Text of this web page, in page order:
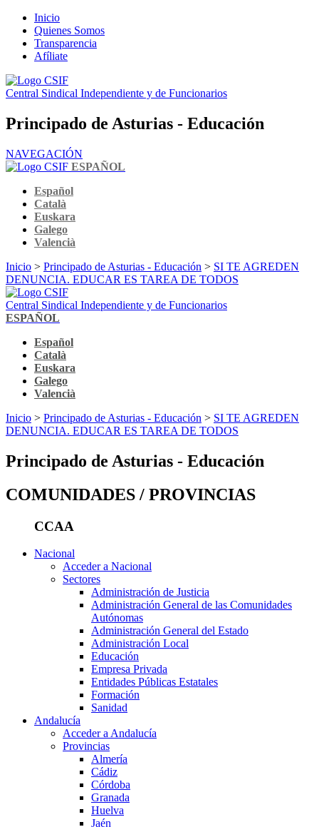
Inicio
Quienes Somos
Transparencia
Afíliate
Central Sindical Independiente y de Funcionarios
Principado de Asturias - Educación
NAVEGACIÓN
ESPAÑOL
Español
Català
Euskara
Galego
Valencià
Inicio > Principado de Asturias - Educación > SI TE AGREDEN
DENUNCIA. EDUCAR ES TAREA DE TODOS
Central Sindical Independiente y de Funcionarios
ESPAÑOL
Español
Català
Euskara
Galego
Valencià
Inicio > Principado de Asturias - Educación > SI TE AGREDEN
DENUNCIA. EDUCAR ES TAREA DE TODOS
Principado de Asturias - Educación
COMUNIDADES / PROVINCIAS
CCAA
Nacional
Acceder a Nacional
Sectores
Administración de Justicia
Administración General de las Comunidades
Autónomas
Administración General del Estado
Administración Local
Educación
Empresa Privada
Entidades Públicas Estatales
Formación
Sanidad
Andalucía
Acceder a Andalucía
Provincias
Almería
Cádiz
Córdoba
Granada
Huelva
Jaén